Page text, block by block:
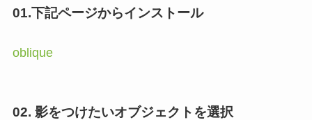
01.下記ページからインストール
oblique
02. 影をつけたいオブジェクトを選択